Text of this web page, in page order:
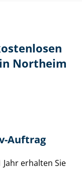
Northeim
Auftrag
erhalten Sie